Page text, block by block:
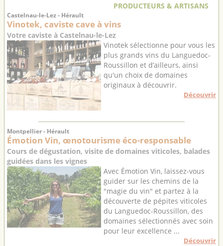
PRODUCTEURS & ARTISANS
Castelnau-le-Lez - Hérault
Vinotek, caviste cave à vins
Votre caviste à Castelnau-le-Lez
Vinotek sélectionne pour vous les
plus grands vins du Languedoc-
Roussillon et d’ailleurs, ainsi
qu'un choix de domaines
originaux à découvrir.
Découvrir
Montpellier - Hérault
Émotion Vin, œnotourisme éco-responsable
Cours de dégustation, visite de domaines viticoles, balades
guidées dans les vignes
Avec Émotion Vin, laissez-vous
guider sur les chemins de la
"magie du vin" et partez à la
découverte de pépites viticoles
du Languedoc-Roussillon, des
domaines sélectionnés avec soin
pour leur excellence ...
Découvrir